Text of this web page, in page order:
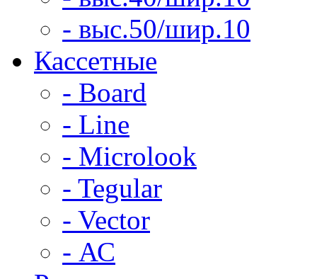
- выс.50/шир.10
Кассетные
- Board
- Line
- Microlook
- Tegular
- Vector
- АС